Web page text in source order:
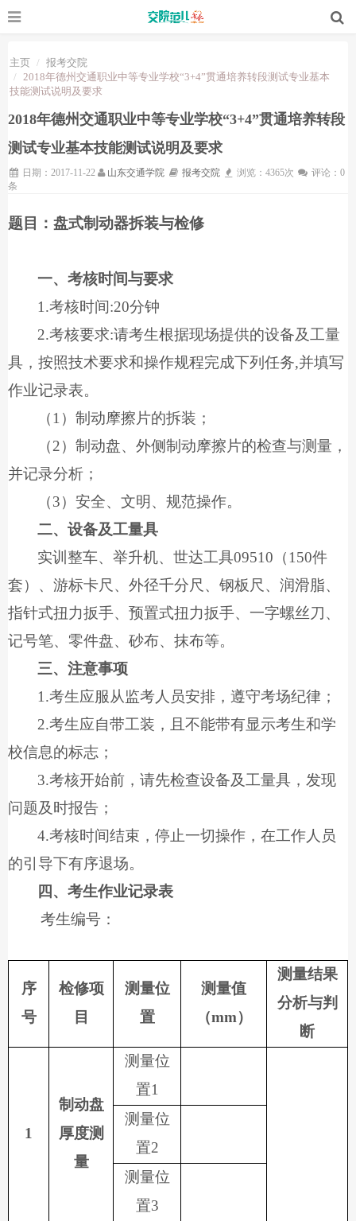
主页
报考交院
2018年德州交通职业中等专业学校“3+4”贯通培养转段测试专业基本
技能测试说明及要求
2018年德州交通职业中等专业学校“3+4”贯通培养转段
测试专业基本技能测试说明及要求
日期：2017-11-22 山东交通学院 报考交院 浏览：4365次
评论：0
条
题目：盘式制动器拆装与检修
一、考核时间与要求
1.考核时间:20分钟
2.考核要求:请考生根据现场提供的设备及工量
具，按照技术要求和操作规程完成下列任务,并填写
作业记录表。
（1 ）制动摩擦片的拆装；
（2）制动盘、外侧制动摩擦片的检查与测量，
并记录分析；
（3）安全、文明、规范操作。
二、设备及工量具
实训整车、举升机、世达工具09510 （150件
套）、游标卡尺、外径千分尺、钢板尺、润滑脂、
指针式扭力扳手、预置式扭力扳手、一字螺丝刀、
记号笔、零件盘、砂布、抹布等。
三、注意事项
1.考生应服从监考人员安排，遵守考场纪律；
2.考生应自带工装，且不能带有显示考生和学
校信息的标志；
3.考核开始前，请先检查设备及工量具，发现
问题及时报告；
4.考核时间结束，停止一切操作，在工作人员
的引导下有序退场。
四、考生作业记录表
考生编号：
序
号
检修项
目
测量位
置
测量值
（mm）
测量结果
分析与判
断
1
制动盘
厚度测
量
测量位
置1
测量位
置2
测量位
置3